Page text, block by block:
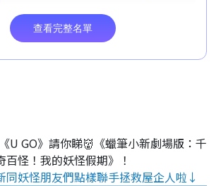
U GO》請你睇👹《蠟筆小新劇場版：千
百怪！我的妖怪假期》！
同妖怪朋友們點樣聯手拯救屋企人啦↓